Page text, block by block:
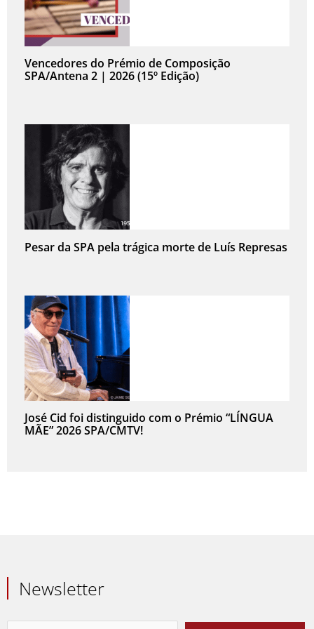
Vencedores do Prémio de Composição
SPA/Antena 2 | 2026 (15º Edição)
Pesar da SPA pela trágica morte de Luís Represas
José Cid foi distinguido com o Prémio “LÍNGUA
MÃE” 2026 SPA/CMTV!
Newsletter